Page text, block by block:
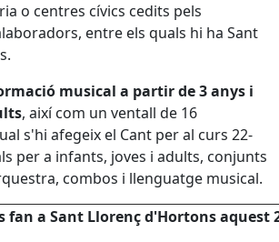
o centres cívics cedits pels
entre els quals hi ha Sant
musical a partir de 3 anys i
, així com un ventall de 16
s'hi afegeix el Cant per al curs 22-
per a infants, joves i adults, conjunts
combos i llenguatge musical.
fan a Sant Llorenç d'Hortons aquest